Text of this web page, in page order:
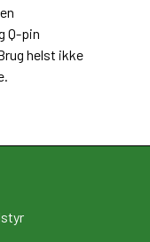
Q-pin
helst ikke